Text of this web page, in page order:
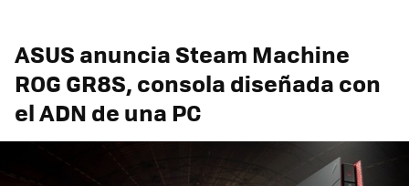
ASUS anuncia Steam Machine
ROG GR8S, consola diseñada con
el ADN de una PC